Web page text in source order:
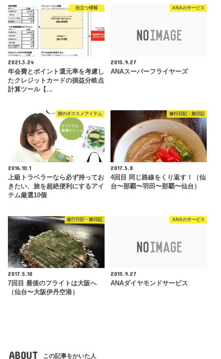
役立つ情報
2021.3.24
年会費とポイント還元率を考慮し
たクレジットカードの損益分岐点
計算ツール【…
ANAのサービス
2015.9.27
ANAスーパーフライヤーズ
旅のオススメアイテム
2016.10.1
上級トラベラーなら必ず持ってお
きたい、旅を超絶便利にするアイ
テム厳選10個
修行日記・旅日記
2017.5.8
4回目 同じ路線をくり返す！（仙
台〜那覇〜羽田〜那覇〜仙台）
修行日記・旅日記
2017.5.10
7回目 最後のフライトは大阪へ
（仙台〜大阪伊丹空港）
ANAのサービス
2015.9.27
ANAダイヤモンドサービス
ABOUT この記事をかいた人